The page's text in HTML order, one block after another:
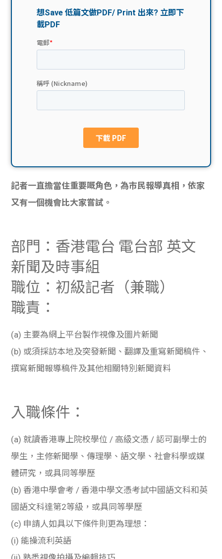
分享
費貸
款
網上
計數
機
搵工
Exc
校園
Gui
de
101
nce
我們
記者一直擔當住重要嘅角色，為市民報導真相，依家
又有一個機會比大家嘗試。
部門： 香港電台 電台部 英文
新聞及時事組
職位： 初級記者（兼職）
職責：
(a) 主要為網上平台製作視像及圖片新聞
(b) 或須採訪本地及突發新聞、翻譯及重寫新聞稿件、
撰寫新聞報導稿件及其他相關特別新聞資料
入職條件：
(a) 就讀香港專上院校學位 / 高級文憑 / 認可副學士的
學生，主修新聞學、傳理學、語文學、社會科學或媒
體研究，或具同等學歷
(b) 香港中學會考 / 香港中學文憑考試中國語文科和英
國語文科達第2等級，或具同等學歷
(c) 申請人如具以下條件則更為理想：
(i) 能操流利英語